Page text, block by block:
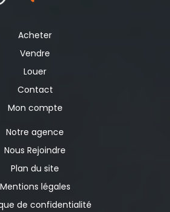
pour organiser une visite,
: N°648
Acheter
Vendre
Louer
Contact
Mon compte
Notre agence
Nous Rejoindre
Plan du site
Mentions légales
de confidentialité